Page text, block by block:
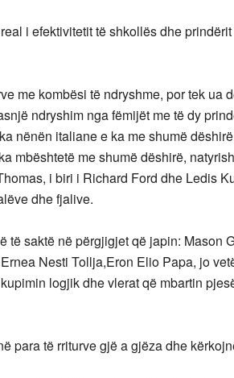
i efektivitetit të shkollës dhe
me kombësi të ndryshme, por tek ua
ndryshim nga fëmijët me të dy
nënën italiane e ka me shumë
mbështetë me shumë dëshirë,
i biri i Richard Ford dhe Ledis
dhe fjalive.
të saktë në përgjigjet që japin: Mason
Nesti Tollja,Eron Elio Papa, jo
logjik dhe vlerat që mbartin
para të rriturve gjë a gjëza dhe